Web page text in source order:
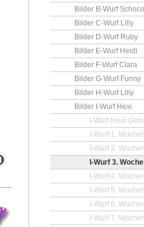
Bilder B-Wurf Schoco
Bilder C-Wurf Lilly
Bilder D-Wurf Ruby
Bilder E-Wurf Heidi
Bilder F-Wurf Clara
Bilder G-Wurf Funny
Bilder H-Wurf Lilly
Bilder I-Wurf Hexi
I-Wurf Hexi
I-Wurf 1.
I-Wurf 2.
I-Wurf 3.
I-Wurf 4.
I-Wurf 5.
I-Wurf 6.
I-Wurf 7.